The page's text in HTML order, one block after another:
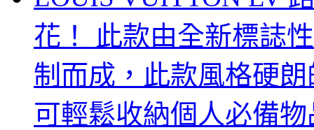
花！ 此款由全新標誌
制而成，此款風格硬朗
可輕鬆收納個人必備